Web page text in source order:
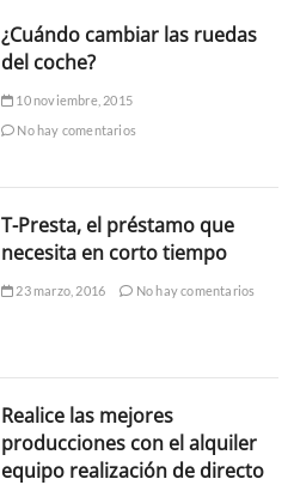
¿Cuándo cambiar las ruedas
del coche?
10 noviembre, 2015
No hay comentarios
T-Presta, el préstamo que
necesita en corto tiempo
23 marzo, 2016 No hay comentarios
Realice las mejores
producciones con el alquiler
equipo realización de directo